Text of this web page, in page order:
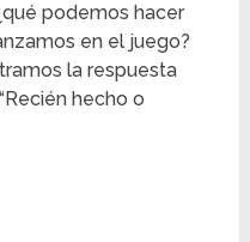
podemos hacer
en el juego?
la respuesta
hecho o